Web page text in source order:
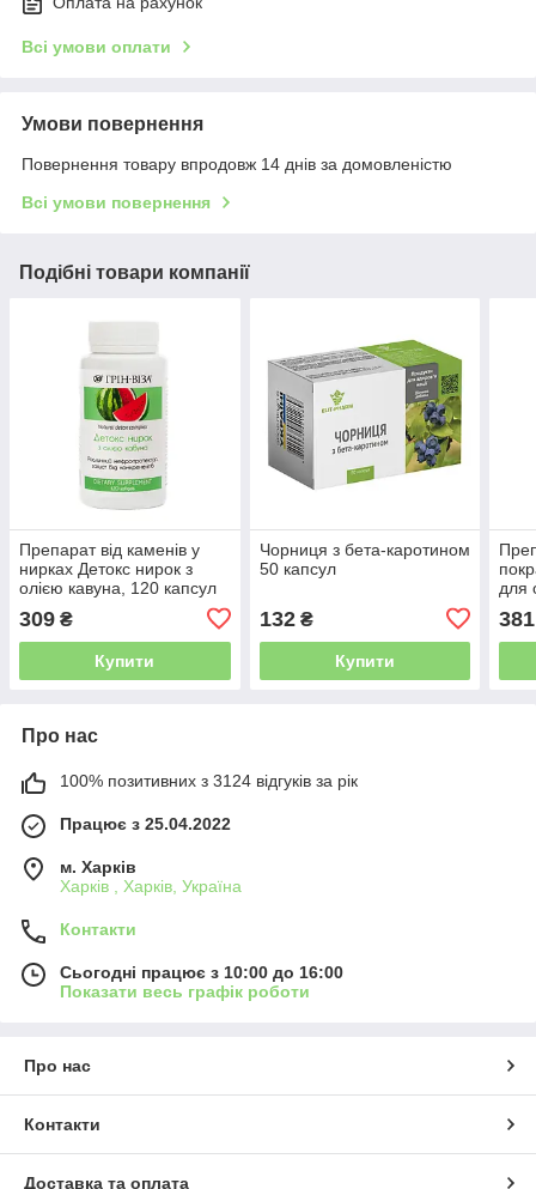
Всі умови оплати
Умови повернення
Повернення товару впродовж 14 днів за домовленістю
Всі умови повернення
Подібні товари компанії
Препарат від каменів у
нирках Детокс нирок з
олією кавуна, 120 капсул
309 ₴
Купити
Чорниця з бета-каротином
50 капсул
132₴
Купити
для
381
Про нас
100% позитивних з 3124 відгуків за рік
Працює з 25.04.2022
м. Харків
Харків , Харків, Україна
Контакти
Сьогодні працює з 10:00 до 16:00
Показати весь графік роботи
Про нас
Контакти
Доставка та оплата